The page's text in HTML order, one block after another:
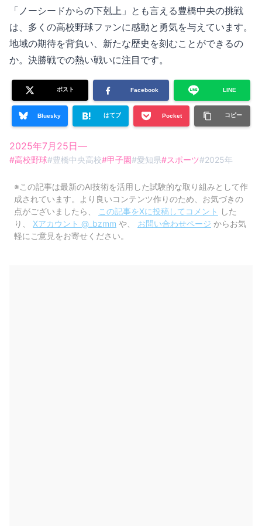
「ノーシードからの下剋上」とも言える豊橋中央の挑戦
は、多くの高校野球ファンに感動と勇気を与えています。
地域の期待を背負い、新たな歴史を刻むことができるの
か。決勝戦での熱い戦いに注目です。
ポスト Facebook LINE
Bluesky はてブ Pocket コピー
2025年7月25日—
#高校野球#豊橋中央高校#甲子園#愛知県#スポーツ#2025年
※この記事は最新のAI技術を活用した試験的な取り組みとして作
成されています。より良いコンテンツ作りのため、お気づきの
点がございましたら、
この記事をXに投稿してコメント した
り、
Xアカウント @_bzmm や、 お問い合わせページ からお気
軽にご意見をお寄せください。